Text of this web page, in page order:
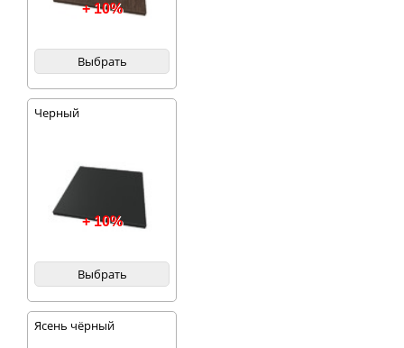
+ 10%
Выбрать
Черный
+ 10%
Выбрать
Ясень чёрный